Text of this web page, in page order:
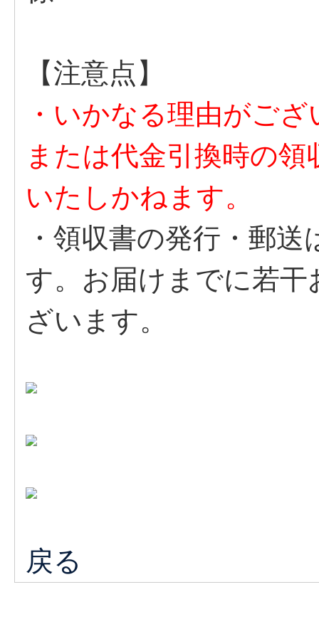
【注意点】
・いかなる理由がご
または代金引換時の
いたしかねます。
・領収書の発行・郵
す。お届けまでに若
ざいます。
戻る